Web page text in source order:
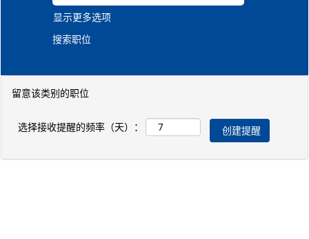
显示更多选项
留意该类别的职位
选择接收提醒的频率（天）：